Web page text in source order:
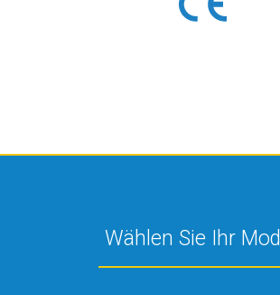
Wählen Sie Ihr